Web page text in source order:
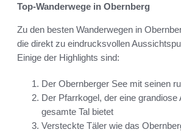
Top-Wanderwege in Obernberg
Zu den besten Wanderwegen in
die direkt zu eindrucksvollen
Einige der Highlights sind:
Der Obernberger See mit seinen
Der Pfarrkogel, der eine grandiose
gesamte Tal bietet
Versteckte Täler wie das